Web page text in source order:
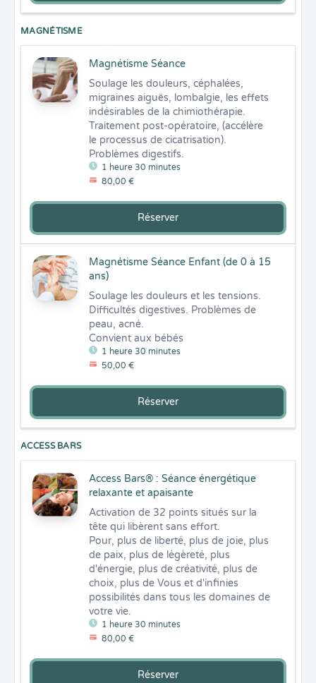
MAGNÉTISME
Magnétisme Séance
1 heure 30 minutes
80,00 €
Soulage les douleurs, céphalées,
migraines aiguës, lombalgie, les effets
indésirables de la chimiothérapie.
Traitement post-opératoire, (accélère
le processus de cicatrisation).
Problèmes digestifs.
Réserver
Magnétisme Séance Enfant (de 0 à 15
ans)
1 heure 30 minutes
50,00 €
Soulage les douleurs et les tensions.
Difficultés digestives. Problèmes de
peau, acné.
Convient aux bébés
Réserver
ACCESS BARS
Access Bars® : Séance énergétique
relaxante et apaisante
1 heure 30 minutes
80,00 €
Activation de 32 points situés sur la
tête qui libèrent sans effort.
Pour, plus de liberté, plus de joie, plus
de paix, plus de légèreté, plus
d'énergie, plus de créativité, plus de
choix, plus de Vous et d'infinies
possibilités dans tous les domaines de
votre vie.
Réserver